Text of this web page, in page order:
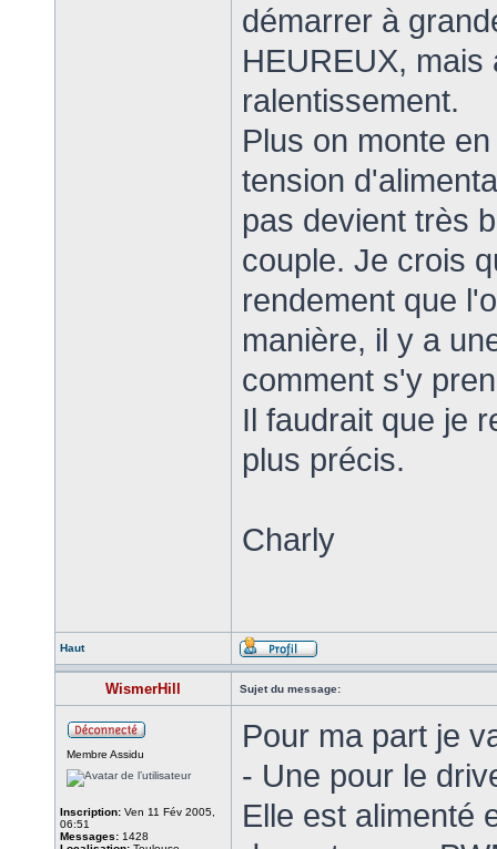
démarrer à
HEUREUX,
ralentissement.
Plus on monte
tension
pas devient très
couple. Je crois
rendement que
manière, il y a
comment s'y
Il faudrait que je
plus précis.
Charly
Haut
WismerHill Sujet du message:
Membre Assidu
Inscription: Ven 11 Fév 2005,
06:51
Messages: 1428
Pour ma part je
- Une pour le
Elle est alimenté